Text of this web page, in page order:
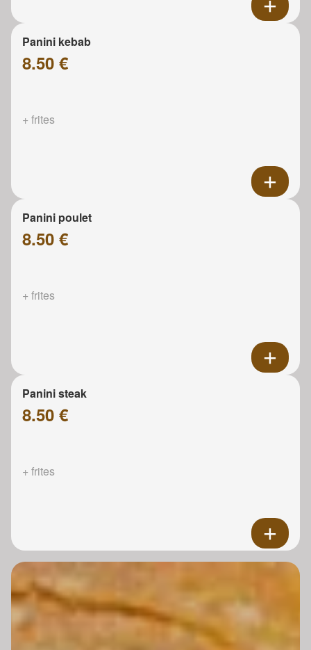
Panini kebab
8.50 €
+ frites
Panini poulet
8.50 €
+ frites
Panini steak
8.50 €
+ frites